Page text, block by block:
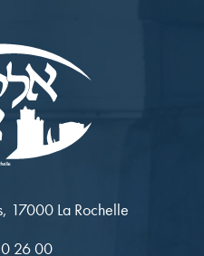
17000 La Rochelle
26 00